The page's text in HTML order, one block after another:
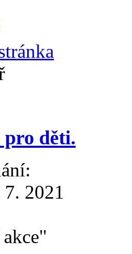
děti.
2021